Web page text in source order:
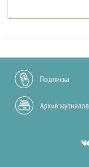
Подписка
Архив журналов